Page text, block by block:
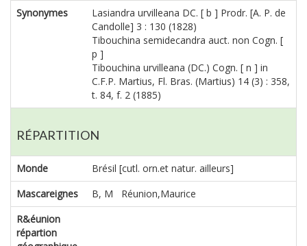
Synonymes
Lasiandra urvilleana DC. [ b ] Prodr. [A. P. de
Candolle] 3 : 130 (1828)
Tibouchina semidecandra auct. non Cogn. [
p ]
Tibouchina urvilleana (DC.) Cogn. [ n ] in
C.F.P. Martius, Fl. Bras. (Martius) 14 (3) : 358,
t. 84, f. 2 (1885)
RÉPARTITION
Monde
Brésil [cutl. orn.et natur. ailleurs]
Mascareignes
B, M Réunion,Maurice
R&éunion
répartion